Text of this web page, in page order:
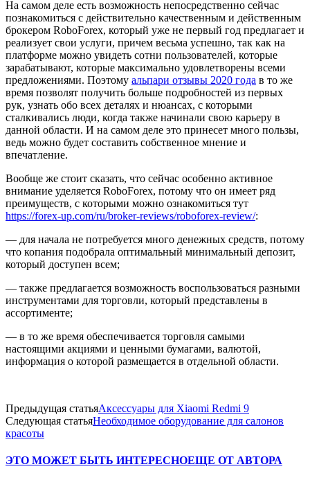
На самом деле есть возможность непосредственно сейчас
познакомиться с действительно качественным и действенным
брокером RoboForex, который уже не первый год предлагает и
реализует свои услуги, причем весьма успешно, так как на
платформе можно увидеть сотни пользователей, которые
зарабатывают, которые максимально удовлетворены всеми
предложениями. Поэтому альпари отзывы 2020 года в то же
время позволят получить больше подробностей из первых
рук, узнать обо всех деталях и нюансах, с которыми
сталкивались люди, когда также начинали свою карьеру в
данной области. И на самом деле это принесет много пользы,
ведь можно будет составить собственное мнение и
впечатление.
Вообще же стоит сказать, что сейчас особенно активное
внимание уделяется RoboForex, потому что он имеет ряд
преимуществ, с которыми можно ознакомиться тут
https://forex-up.com/ru/broker-reviews/roboforex-review/:
— для начала не потребуется много денежных средств, потому
что копания подобрала оптимальный минимальный депозит,
который доступен всем;
— также предлагается возможность воспользоваться разными
инструментами для торговли, который представлены в
ассортименте;
— в то же время обеспечивается торговля самыми
настоящими акциями и ценными бумагами, валютой,
информация о которой размещается в отдельной области.
Предыдущая статьяАксессуары для Xiaomi Redmi 9
Следующая статьяНеобходимое оборудование для салонов
красоты
ЭТО МОЖЕТ БЫТЬ ИНТЕРЕСНОЕЩЕ ОТ АВТОРА